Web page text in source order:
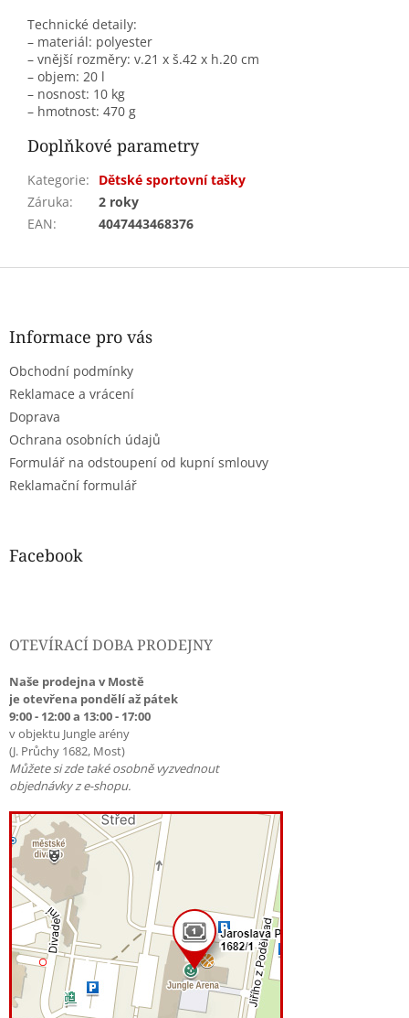
Technické detaily:
– materiál: polyester
– vnější rozměry: v.21 x š.42 x h.20 cm
– objem: 20 l
– nosnost: 10 kg
– hmotnost: 470 g
Doplňkové parametry
Kategorie:
Dětské sportovní tašky
Záruka:
2 roky
EAN: 4047443468376
Z
Informace pro vás
Obchodní podmínky
Reklamace a vrácení
Doprava
Ochrana osobních údajů
Formulář na odstoupení od kupní smlouvy
Reklamační formulář
Facebook
OTEVÍRACÍ DOBA PRODEJNY
Naše prodejna v Mostě
je otevřena pondělí až pátek
9:00 - 12:00 a 13:00 - 17:00
v objektu Jungle arény
(J. Průchy 1682, Most)
Můžete si zde také osobně vyzvednout
objednávky z e-shopu.